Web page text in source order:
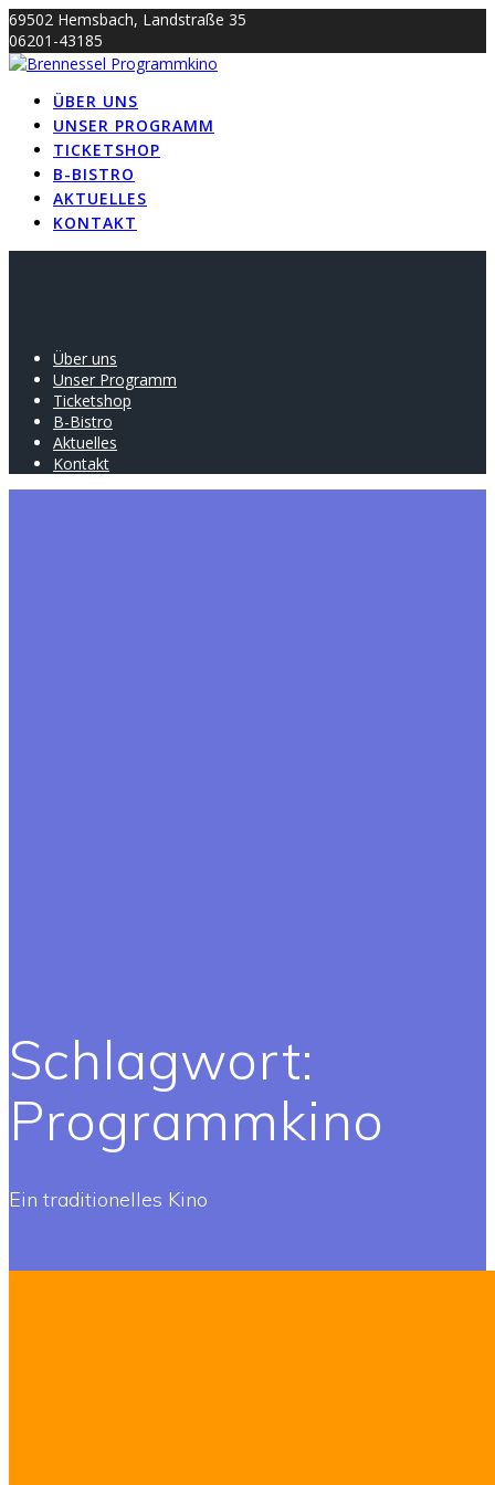
Skip
to
content
69502 Hemsbach, Landstraße 35
06201-43185
info@brennessel-kino.de
ÜBER UNS
UNSER PROGRAMM
TICKETSHOP
B-BISTRO
AKTUELLES
KONTAKT
Über uns
Unser Programm
Ticketshop
B-Bistro
Aktuelles
Kontakt
Schlagwort:
Programmkino
Ein traditionelles Kino